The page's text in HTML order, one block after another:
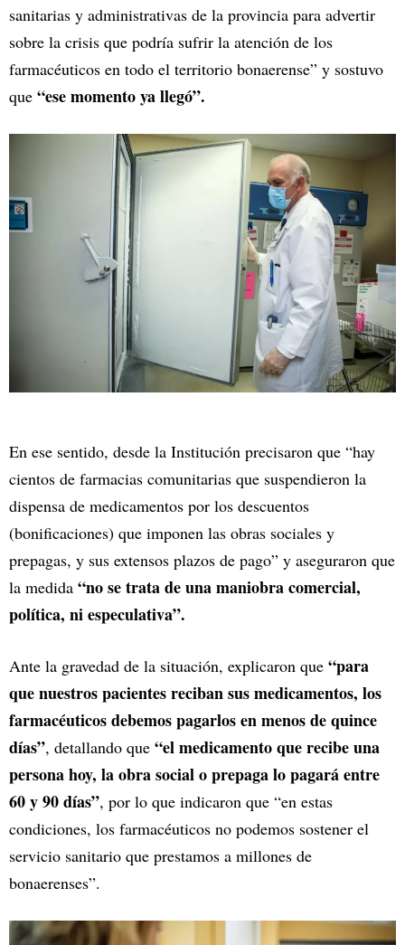
sanitarias y administrativas de la provincia para advertir
sobre la crisis que podría sufrir la atención de los
farmacéuticos en todo el territorio bonaerense” y sostuvo
que “ese momento ya llegó”.
En ese sentido, desde la Institución precisaron que “hay
cientos de farmacias comunitarias que suspendieron la
dispensa de medicamentos por los descuentos
(bonificaciones) que imponen las obras sociales y
prepagas, y sus extensos plazos de pago” y aseguraron que
la medida “no se trata de una maniobra comercial,
política, ni especulativa”.
Ante la gravedad de la situación, explicaron que “para
que nuestros pacientes reciban sus medicamentos, los
farmacéuticos debemos pagarlos en menos de quince
días”, detallando que “el medicamento que recibe una
persona hoy, la obra social o prepaga lo pagará entre
60 y 90 días”, por lo que indicaron que “en estas
condiciones, los farmacéuticos no podemos sostener el
servicio sanitario que prestamos a millones de
bonaerenses”.